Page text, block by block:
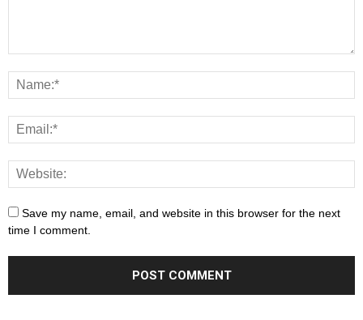
Save my name, email, and website in this browser for the next
time I comment.